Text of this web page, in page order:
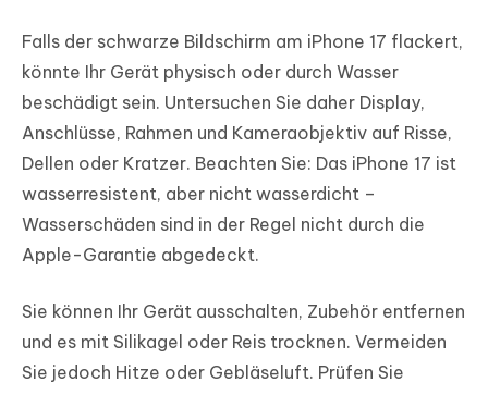
Falls der schwarze Bildschirm am iPhone 17 flackert,
könnte Ihr Gerät physisch oder durch Wasser
beschädigt sein. Untersuchen Sie daher Display,
Anschlüsse, Rahmen und Kameraobjektiv auf Risse,
Dellen oder Kratzer. Beachten Sie: Das iPhone 17 ist
wasserresistent, aber nicht wasserdicht –
Wasserschäden sind in der Regel nicht durch die
Apple-Garantie abgedeckt.
Sie können Ihr Gerät ausschalten, Zubehör entfernen
und es mit Silikagel oder Reis trocknen. Vermeiden
Sie jedoch Hitze oder Gebläseluft. Prüfen Sie